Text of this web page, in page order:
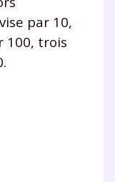
par 10,
100, trois